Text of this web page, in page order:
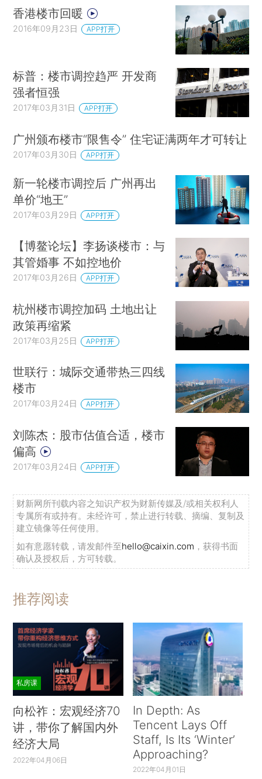
香港楼市回暖
2016年09月23日 APP打开
标普：楼市调控趋严 开发商
强者恒强
2017年03月31日 APP打开
广州颁布楼市“限售令” 住宅证满两年才可转让
2017年03月30日 APP打开
新一轮楼市调控后 广州再出
单价“地王”
2017年03月29日 APP打开
【博鳌论坛】李扬谈楼市：与
其管婚事 不如控地价
2017年03月26日 APP打开
杭州楼市调控加码 土地出让
政策再缩紧
2017年03月25日 APP打开
世联行：城际交通带热三四线
楼市
2017年03月24日 APP打开
刘陈杰：股市估值合适，楼市
偏高
2017年03月24日 APP打开
财新网所刊载内容之知识产权为财新传媒及/或相关权利人
专属所有或持有。未经许可，禁止进行转载、摘编、复制及
建立镜像等任何使用。
如有意愿转载，请发邮件至hello@caixin.com ，获得书面
确认及授权后，方可转载。
推荐阅读
私房课
向松祚：宏观经济70
讲，带你了解国内外
经济大局
2022年04月06日
In Depth: As
Tencent Lays Off
Staff, Is Its ‘Winter’
Approaching?
2022年04月01日